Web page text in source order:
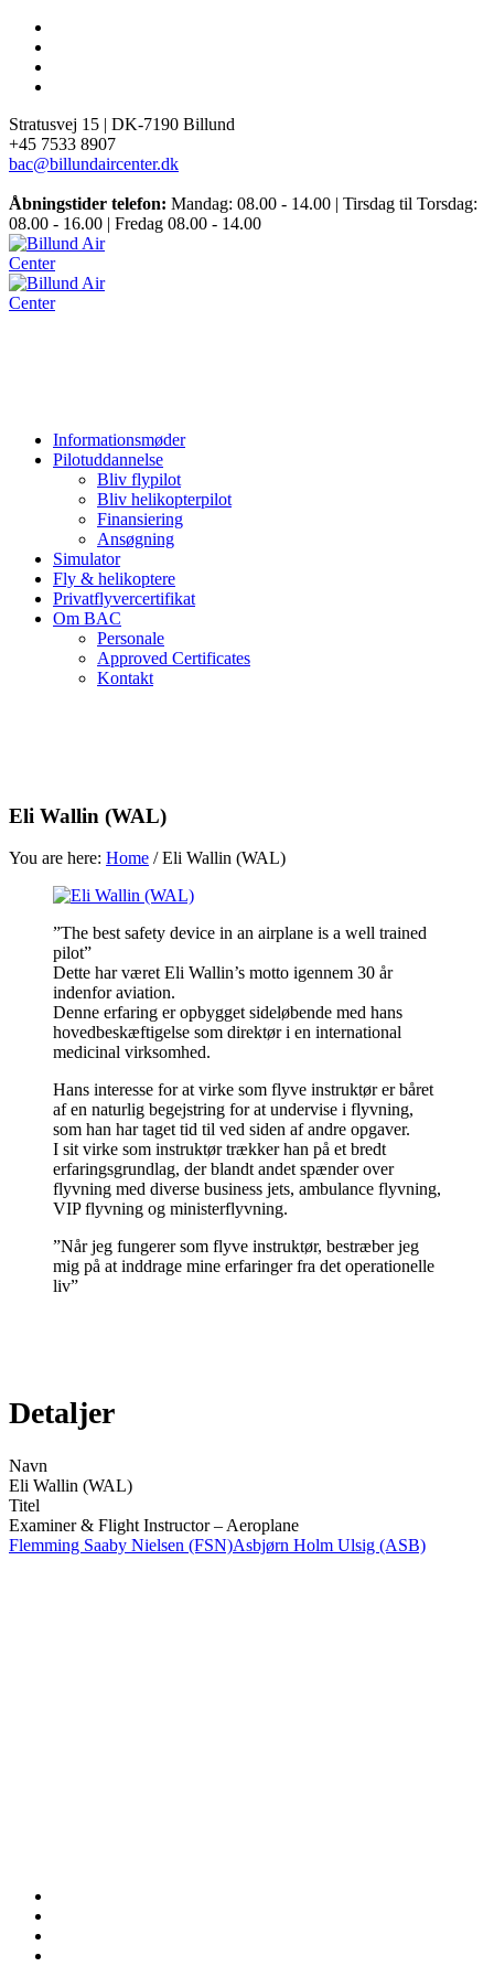
Stratusvej 15 | DK-7190 Billund
+45 7533 8907
bac@billundaircenter.dk
Åbningstider telefon: Mandag: 08.00 - 14.00 | Tirsdag til Torsdag:
08.00 - 16.00 | Fredag 08.00 - 14.00
Informationsmøder
Pilotuddannelse
Bliv flypilot
Bliv helikopterpilot
Finansiering
Ansøgning
Simulator
Fly & helikoptere
Privatflyvercertifikat
Om BAC
Personale
Approved Certificates
Kontakt
Eli Wallin (WAL)
You are here: Home /Eli Wallin (WAL)
”The best safety device in an airplane is a well trained
pilot”
Dette har været Eli Wallin’s motto igennem 30 år
indenfor aviation.
Denne erfaring er opbygget sideløbende med hans
hovedbeskæftigelse som direktør i en international
medicinal virksomhed.
Hans interesse for at virke som flyve instruktør er båret
af en naturlig begejstring for at undervise i flyvning,
som han har taget tid til ved siden af andre opgaver.
I sit virke som instruktør trækker han på et bredt
erfaringsgrundlag, der blandt andet spænder over
flyvning med diverse business jets, ambulance flyvning,
VIP flyvning og ministerflyvning.
”Når jeg fungerer som flyve instruktør, bestræber jeg
mig på at inddrage mine erfaringer fra det operationelle
liv”
Detaljer
Navn
Eli Wallin (WAL)
Titel
Examiner & Flight Instructor – Aeroplane
Flemming Saaby Nielsen (FSN)Asbjørn Holm Ulsig (ASB)